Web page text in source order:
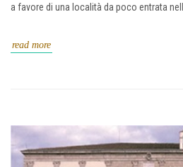
a favore di una località da poco entrata
read more